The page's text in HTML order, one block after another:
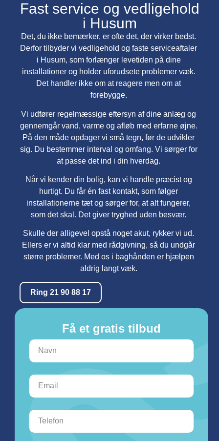
Fast service og vedligehold
i Husum
Det, du ikke bemærker, er ofte det, der virker bedst.
Derfor tilbyder vi vedligehold og faste serviceaftaler
i Husum, som forlænger levetiden på dine
installationer og holder uforudsete problemer væk.
Det handler ikke om at reagere men om at
forebygge.
Vi udfører regelmæssige eftersyn af dine anlæg og
gennemgår vand, varme og afløb med erfarne øjne.
På den måde opdager vi små tegn, før de udvikler
sig. Du bestemmer interval og omfang. Vi sørger for
at passe det ind i din hverdag.
Når vi kender din bolig, kan vi handle præcist og
hurtigt. Du får én fast kontakt, som følger
installationerne tæt og sørger for, at alt fungerer,
som det skal. Det giver tryghed uden besvær.
Skulle der alligevel opstå noget akut, rykker vi ud.
Ellers er vi altid klar med rådgivning, så du undgår
større problemer. Med os i baghånden er hjælpen
aldrig langt væk.
Ring 21 90 88 17
Få et gratis tilbud